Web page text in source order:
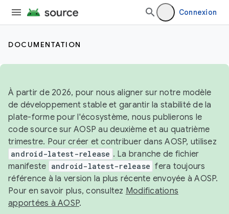
Connexion
DOCUMENTATION
À partir de 2026, pour nous aligner sur notre modèle
de développement stable et garantir la stabilité de la
plate-forme pour l'écosystème, nous publierons le
code source sur AOSP au deuxième et au quatrième
trimestre. Pour créer et contribuer dans AOSP, utilisez
android-latest-release . La branche de fichier
manifeste android-latest-release fera toujours
référence à la version la plus récente envoyée à AOSP.
Pour en savoir plus, consultez Modifications
apportées à AOSP.